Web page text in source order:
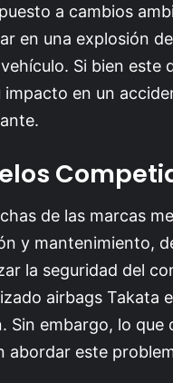
a cambios
en una explosión
Si bien este
en un
de las marcas
y mantenimiento,
la seguridad del
airbags Takata
Sin embargo, lo que
abordar este